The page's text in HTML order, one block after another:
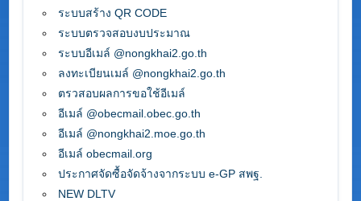
ระบบสร้าง QR CODE
ระบบตรวจสอบงบประมาณ
ระบบอีเมล์ @nongkhai2.go.th
ลงทะเบียนเมล์ @nongkhai2.go.th
ตรวสอบผลการขอใช้อีเมล์
อีเมล์ @obecmail.obec.go.th
อีเมล์ @nongkhai2.moe.go.th
อีเมล์ obecmail.org
ประกาศจัดซื้อจัดจ้างจากระบบ e-GP สพฐ.
NEW DLTV